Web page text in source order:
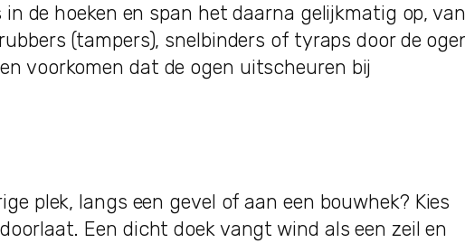
de hoeken en span het daarna gelijkmatig op, van
(tampers), snelbinders of tyraps door de
voorkomen dat de ogen uitscheuren bij
plek, langs een gevel of aan een bouwhek? Kies
Een dicht doek vangt wind als een zeil en